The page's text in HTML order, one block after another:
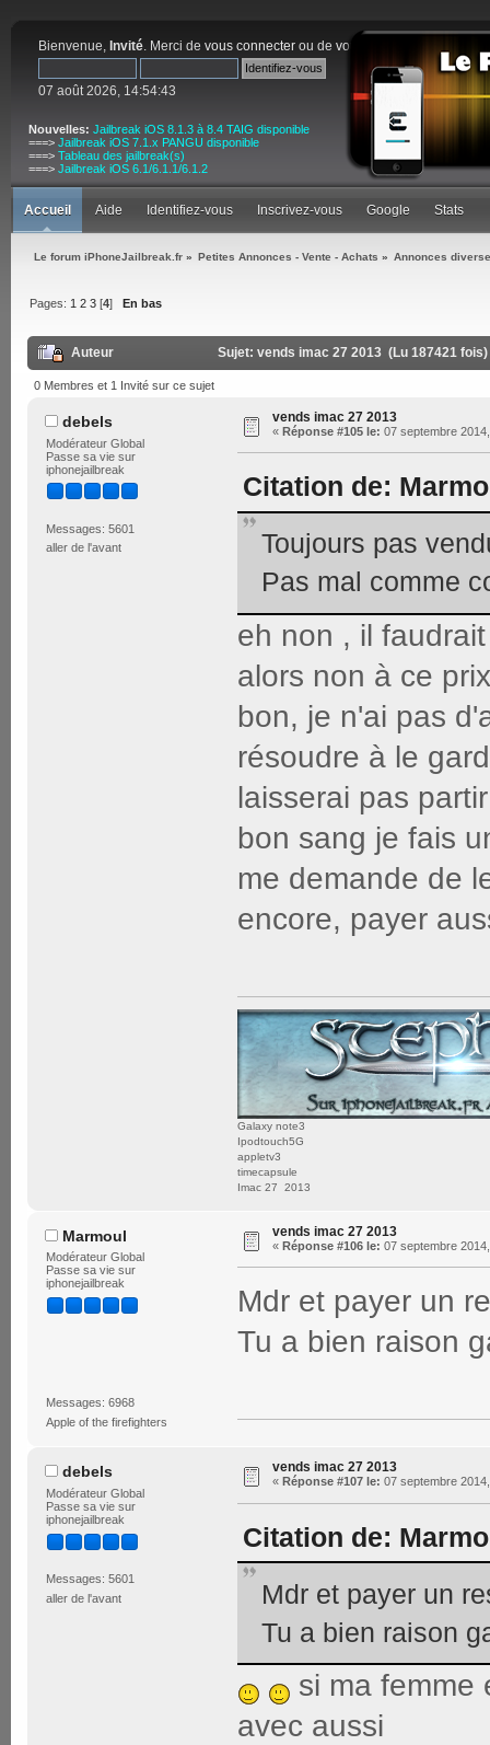
Bienvenue, Invité. Merci de vous connecter ou de vous inscrire
07 août 2026, 14:54:43
Nouvelles: Jailbreak iOS 8.1.3 à 8.4 TAIG disponible
===> Jailbreak iOS 7.1.x PANGU disponible
===> Tableau des jailbreak(s)
===> Jailbreak iOS 6.1/6.1.1/6.1.2
Accueil Aide Identifiez-vous Inscrivez-vous Google Stats
Le forum iPhoneJailbreak.fr » Petites Annonces - Vente - Achats » Annonces
Pages:1 2 3 [4] En bas
Auteur Sujet: vends imac 27 2013 (Lu 187421 fois)
0 Membres et 1 Invité sur ce sujet
debels
Modérateur Global
Passe sa vie sur
iphonejailbreak
Messages: 5601
aller de l'avant
vends imac 27 2013
« Réponse #105 le: 07 septembre
Citation de:
Toujours pas
Pas mal comme
eh non , il
alors non à ce
bon, je n'ai pas
résoudre à le
laisserai pas
bon sang je fais
me demande de
encore, payer
Galaxy note3
Ipodtouch5G
appletv3
timecapsule
Imac 27 2013
Marmoul
Modérateur Global
Passe sa vie sur
iphonejailbreak
Messages: 6968
Apple of the firefighters
vends imac 27 2013
« Réponse #106 le: 07 septembre
Mdr et payer un
Tu a bien raison
debels
Modérateur Global
Passe sa vie sur
iphonejailbreak
Messages: 5601
aller de l'avant
vends imac 27 2013
« Réponse #107 le: 07 septembre
Citation de:
Mdr et payer un
Tu a bien raison
si ma femme
avec aussi